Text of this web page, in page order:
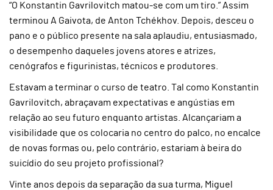
“O Konstantin Gavrilovitch matou-se com um tiro.” Assim
terminou A Gaivota, de Anton Tchékhov. Depois, desceu o
pano e o público presente na sala aplaudiu, entusiasmado,
o desempenho daqueles jovens atores e atrizes,
cenógrafos e figurinistas, técnicos e produtores.
Estavam a terminar o curso de teatro. Tal como Konstantin
Gavrilovitch, abraçavam expectativas e angústias em
relação ao seu futuro enquanto artistas. Alcançariam a
visibilidade que os colocaria no centro do palco, no encalce
de novas formas ou, pelo contrário, estariam à beira do
suicídio do seu projeto profissional?
Vinte anos depois da separação da sua turma, Miguel